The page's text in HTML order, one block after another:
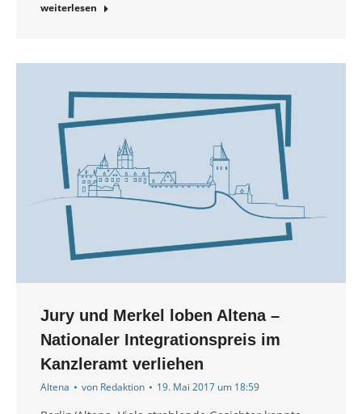
weiterlesen
Jury und Merkel loben Altena –
Nationaler Integrationspreis im
Kanzleramt verliehen
Altena von Redaktion 19. Mai 2017 um 18:59